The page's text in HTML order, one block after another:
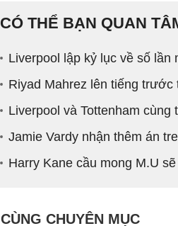
CÓ THỂ BẠN QUAN
Liverpool lập kỷ lục về số lần
Riyad Mahrez lên tiếng trước
Liverpool và Tottenham cùng
Jamie Vardy nhận thêm án
Harry Kane cầu mong M.U
CÙNG CHUYÊN MỤC